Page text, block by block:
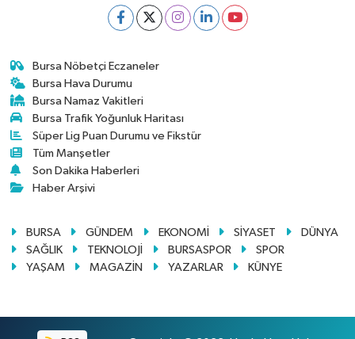
Bursa Nöbetçi Eczaneler
Bursa Hava Durumu
Bursa Namaz Vakitleri
Bursa Trafik Yoğunluk Haritası
Süper Lig Puan Durumu ve Fikstür
Tüm Manşetler
Son Dakika Haberleri
Haber Arşivi
BURSA GÜNDEM EKONOMİ SİYASET
DÜNYA
SAĞLIK
TEKNOLOJİ BURSASPOR
SPOR
YAŞAM
MAGAZİN YAZARLAR KÜNYE